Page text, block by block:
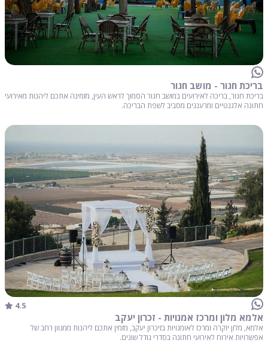
בריכת חגור - מושב חגור
בריכת חגור, בריכה לאירועים במושב חגור הסמוך לראש העין, מזמינה אתכם ליהנות מאירועי
חתונה אלגנטיים ומרעננים מסביב לשפת הבריכה.
4.5
אלמא מלון ומרכז אמנויות - זכרון יעקב
אלמא, מלון יוקרה ומרכז לאומנויות בזיכרון יעקב, מזמין אתכם ליהנות ממגוון רחב של
אפשרויות אירוח לאירועי חתונה בסדרי גודל שונים.